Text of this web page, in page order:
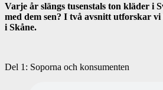
Varje år slängs tusenstals ton kläder i
med dem sen? I två avsnitt utforskar
i Skåne.
Del 1: Soporna och konsumenten